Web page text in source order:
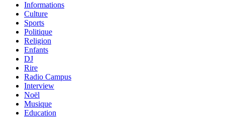
Informations
Culture
Sports
Politique
Religion
Enfants
DJ
Rire
Radio Campus
Interview
Noël
Musique
Education